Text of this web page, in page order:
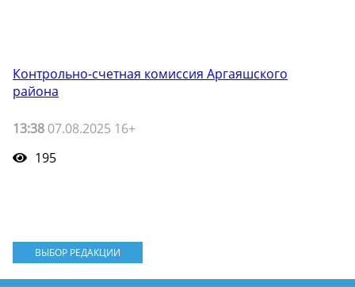
Контрольно-счетная комиссия Аргаяшского
района
13:38 07.08.2025 16+
195
ВЫБОР РЕДАКЦИИ